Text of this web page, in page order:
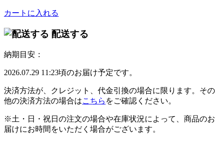
カートに入れる
配送する
納期目安：
2026.07.29 11:23頃のお届け予定です。
決済方法が、クレジット、代金引換の場合に限ります。その
他の決済方法の場合はこちら をご確認ください。
※土・日・祝日の注文の場合や在庫状況によって、商品のお
届けにお時間をいただく場合がございます。